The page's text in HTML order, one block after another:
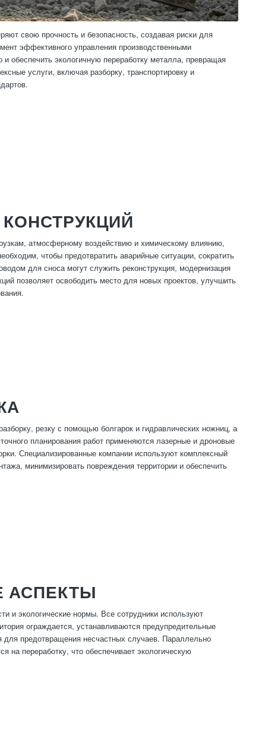
свою прочность и безопасность, создавая риски для
эффективного управления производственными
обеспечить экологичную переработку металла, превращая
услуги, включая разборку, транспортировку и
атмосферному воздействию и химическому влиянию,
чтобы предотвратить аварийные ситуации, сократить
для сноса могут служить реконструкция, модернизация
позволяет освободить место для новых проектов, улучшить
резку с помощью болгарок и гидравлических ножниц, а
планирования работ применяются лазерные и дроновые
Специализированные компании используют комплексный
минимизировать повреждения территории и обеспечить
АСПЕКТЫ
и экологические нормы. Все сотрудники используют
ограждается, устанавливаются предупредительные
предотвращения несчастных случаев. Параллельно
переработку, что обеспечивает экологическую